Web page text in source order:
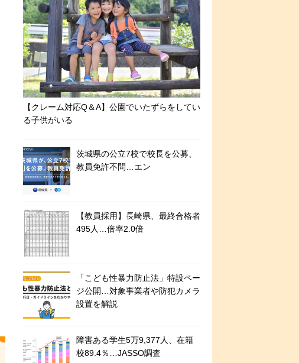
【クレーム対応Q＆A】公園でいたずらをしてい
る子供がいる
茨城県の公立7校で校長を公募、
教員免許不問…エン
【教員採用】長崎県、最終合格者
495人…倍率2.0倍
「こども性暴力防止法」特設ペー
ジ公開…対象事業者や防犯カメラ
設置を解説
障害ある学生5万9,377人、在籍
校89.4％…JASSO調査